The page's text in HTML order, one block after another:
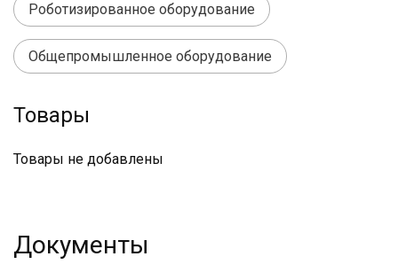
Роботизированное оборудование
Общепромышленное оборудование
Товары
Товары не добавлены
Документы